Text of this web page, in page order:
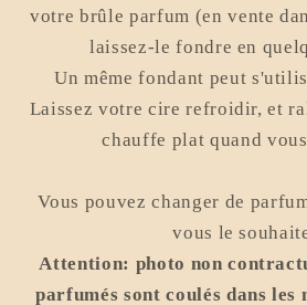
votre brûle parfum (en vente
laissez-le fondre en
Un même fondant peut
Laissez votre cire refroidir, et
chauffe plat quand
Vous pouvez changer de
vous le
Attention: photo non
parfumés sont coulés dans les